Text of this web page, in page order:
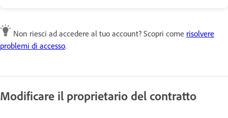
Non riesci ad accedere al tuo account? Scopri come risolvere
problemi di accesso.
Modificare il proprietario del contratto